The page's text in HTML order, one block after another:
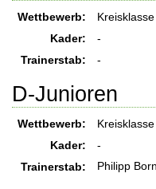
Wettbewerb:
Kreisklasse
Kader:
-
Trainerstab:
-
D-Junioren
Wettbewerb:
Kreisklasse
Kader:
-
Trainerstab:
Philipp